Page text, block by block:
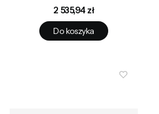
Cena
2 535,94 zł
Do koszyka